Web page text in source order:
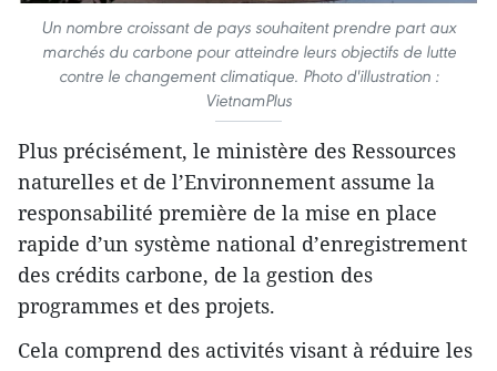
Un nombre croissant de pays souhaitent prendre part aux
marchés du carbone pour atteindre leurs objectifs de lutte
contre le changement climatique. Photo d'illustration :
VietnamPlus
Plus précisément, le ministère des Ressources
naturelles et de l’Environnement assume la
responsabilité première de la mise en place
rapide d’un système national d’enregistrement
des crédits carbone, de la gestion des
programmes et des projets.
Cela comprend des activités visant à réduire les